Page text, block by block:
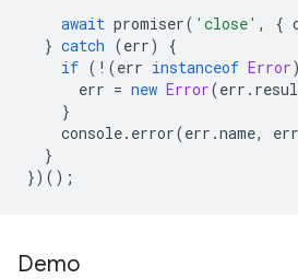
await promiser( 'close' , {
} catch (err)
{
if ( ! (err instanceof Error
err = new Error(err .
}
console. error(err .name, err
}
})();
Demo